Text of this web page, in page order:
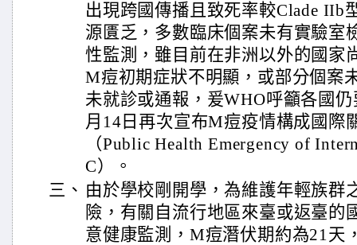
出現跨國傳播且致死率較Clade IIb
源匱乏，多數臨床個案未有實驗室
性監測，雖目前在非洲以外的國家
M痘初期症狀不明顯，或部分個案
未就診或通報，爰WHO呼籲各國
月14日再次宣布M痘疫情構成國際
（Public Health Emergency of
C）。
三、 由於學校剛開學，為維護年輕族群
險，有關自流行地區來臺或返臺的
意健康監測，M痘潛伏期約為21天